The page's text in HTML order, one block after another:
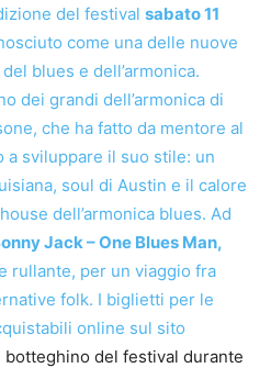
del festival sabato 11
come una delle nuove
blues e dell’armonica.
dei grandi dell’armonica di
che ha fatto da mentore al
a sviluppare il suo stile: un
soul di Austin e il calore
dell’armonica blues. Ad
Jack – One Blues Man,
rullante, per un viaggio fra
folk. I biglietti per le
online sul sito
botteghino del festival durante